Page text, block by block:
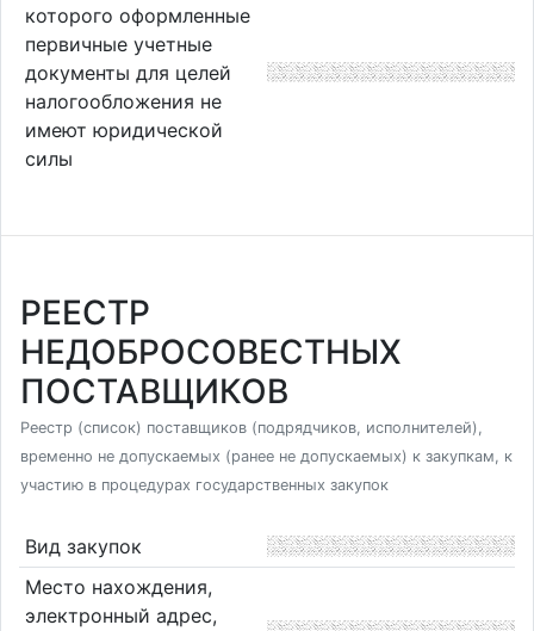
которого оформленные
первичные учетные
документы для целей
налогообложения не
имеют юридической
силы
РЕЕСТР
НЕДОБРОСОВЕСТНЫХ
ПОСТАВЩИКОВ
Реестр (список) поставщиков (подрядчиков, исполнителей),
временно не допускаемых (ранее не допускаемых) к закупкам, к
участию в процедурах государственных закупок
Вид закупок
Место нахождения,
электронный адрес,